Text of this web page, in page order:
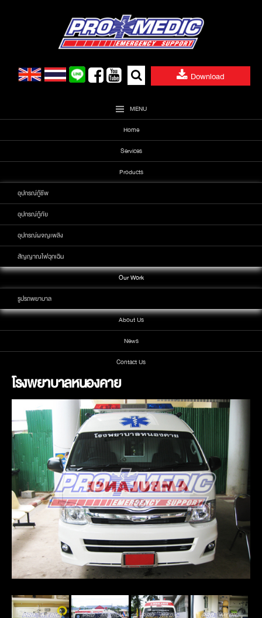
Download
Search
for:
MENU
Home
Services
Products
อุปกรณ์กู้ชีพ
อุปกรณ์กู้ภัย
อุปกรณ์ผจญเพลิง
สัญญาณไฟฉุกเฉิน
Our Work
รูปรถพยาบาล
About Us
News
Contact Us
โรงพยาบาลหนองคาย